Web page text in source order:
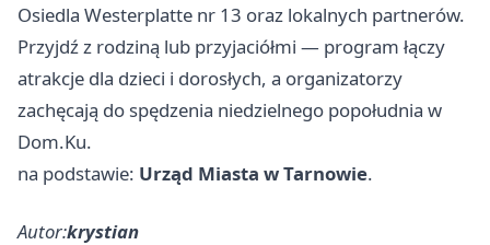
Osiedla Westerplatte nr 13 oraz lokalnych partnerów.
Przyjdź z rodziną lub przyjaciółmi — program łączy
atrakcje dla dzieci i dorosłych, a organizatorzy
zachęcają do spędzenia niedzielnego popołudnia w
Dom.Ku.
na podstawie: Urząd Miasta w Tarnowie.
Autor:krystian